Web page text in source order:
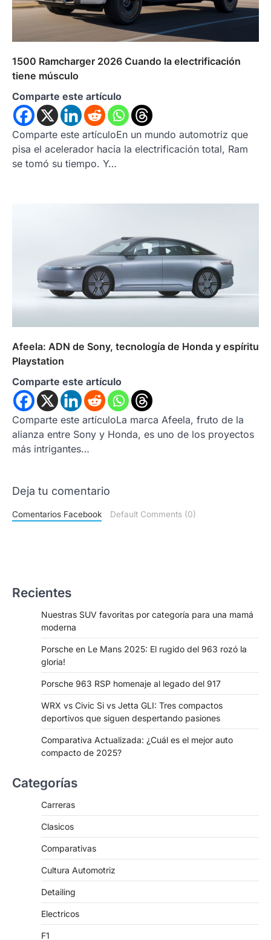
1500 Ramcharger 2026 Cuando la electrificación
tiene músculo
Comparte este artículo
Comparte este artículoEn un mundo automotriz que
pisa el acelerador hacia la electrificación total, Ram
se tomó su tiempo. Y…
Afeela: ADN de Sony, tecnología de Honda y espíritu
Playstation
Comparte este artículo
Comparte este artículoLa marca Afeela, fruto de la
alianza entre Sony y Honda, es uno de los proyectos
más intrigantes…
Deja tu comentario
Comentarios Facebook Default Comments (0)
Recientes
Nuestras SUV favoritas por categoría para una mamá
moderna
Porsche en Le Mans 2025: El rugido del 963 rozó la
gloria!
Porsche 963 RSP homenaje al legado del 917
WRX vs Civic Si vs Jetta GLI: Tres compactos
deportivos que siguen despertando pasiones
Comparativa Actualizada: ¿Cuál es el mejor auto
compacto de 2025?
Categorías
Carreras
Clasicos
Comparativas
Cultura Automotriz
Detailing
Electricos
F1